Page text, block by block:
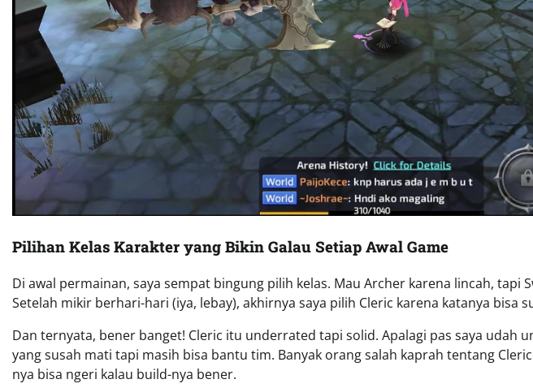
Pilihan Kelas Karakter yang Bikin Galau Setiap Awal Game
Di awal permainan, saya sempat bingung pilih kelas. Mau Archer karena lincah, tapi
Setelah mikir berhari-hari (iya, lebay), akhirnya saya pilih Cleric karena katanya bisa
Dan ternyata, bener banget! Cleric itu underrated tapi solid. Apalagi pas saya udah
yang susah mati tapi masih bisa bantu tim. Banyak orang salah kaprah tentang
nya bisa ngeri kalau build-nya bener.